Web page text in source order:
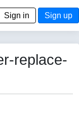
Sign in Sign up
replace-